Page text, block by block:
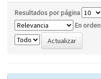
Resultados por página
En orden